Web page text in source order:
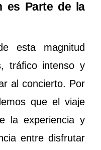
es Parte de la
esta magnitud
tráfico intenso y
al concierto. Por
que el viaje
la experiencia y
entre disfrutar